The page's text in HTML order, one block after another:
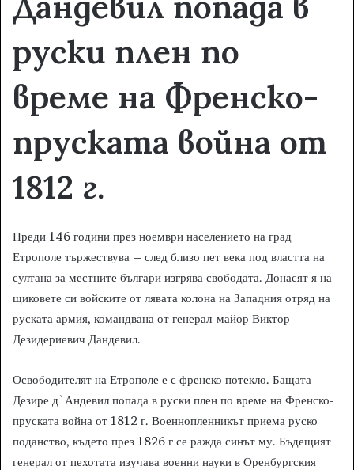
руски плен по
време на Френско-
пруската война от
1812 г.
Преди 146 години през ноември населението на град
Етрополе тържествува – след близо пет века под властта на
султана за местните българи изгрява свободата. Донасят я на
щиковете си войските от лявата колона на Западния отряд на
руската армия, командвана от генерал-майор Виктор
Дезидериевич Дандевил.
Освободителят на Етрополе е с френско потекло. Бащата
Дезире д`Андевил попада в руски плен по време на Френско-
пруската война от 1812 г. Военнопленникът приема руско
поданство, където през 1826 г се ражда синът му. Бъдещият
генерал от пехотата изучава военни науки в Оренбургския